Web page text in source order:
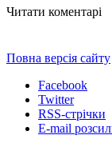
Читати коментарі
Повна версія сайту
Facebook
Twitter
RSS-стрічки
E-mail